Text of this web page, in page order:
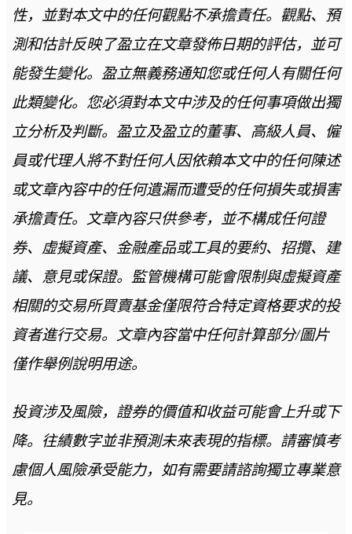
性，並對本文中的任何觀點不承擔責任。觀點、預
測和估計反映了盈立在文章發佈日期的評估，並可
能發生變化。盈立無義務通知您或任何人有關任何
此類變化。您必須對本文中涉及的任何事項做出獨
立分析及判斷。盈立及盈立的董事、高級人員、僱
員或代理人將不對任何人因依賴本文中的任何陳述
或文章內容中的任何遺漏而遭受的任何損失或損害
承擔責任。文章內容只供參考，並不構成任何證
券、虛擬資產、金融產品或工具的要約、招攬、建
議、意見或保證。監管機構可能會限制與虛擬資產
相關的交易所買賣基金僅限符合特定資格要求的投
資者進行交易。文章內容當中任何計算部分/圖片
僅作舉例說明用途。
投資涉及風險，證券的價值和收益可能會上升或下
降。往績數字並非預測未來表現的指標。請審慎考
慮個人風險承受能力，如有需要請諮詢獨立專業意
見。